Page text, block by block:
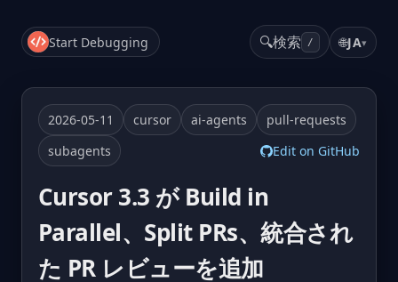
Start Debugging 🔍検索 / 🌐JA▾
2026-05-11 cursor ai-agents
pull-requests
subagents
Edit on GitHub
Cursor 3.3 が Build in
Parallel、Split PRs、統合され
た PR レビューを追加